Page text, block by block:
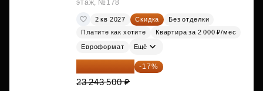
этаж, №178
2 кв 2027 Скидка
Без отделки
Платите как хотите
Квартира за 2 000 ₽/мес
Евроформат Ещё
19 292 105 ₽ -17%
23 243 500 ₽